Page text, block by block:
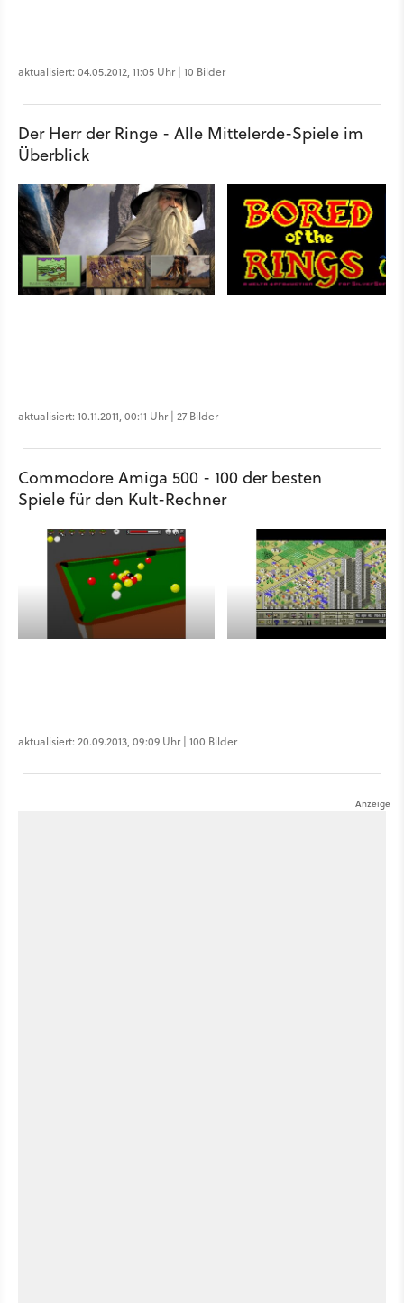
aktualisiert: 04.05.2012, 11:05 Uhr | 10 Bilder
Der Herr der Ringe - Alle Mittelerde-Spiele im
Überblick
aktualisiert: 10.11.2011, 00:11 Uhr | 27 Bilder
Commodore Amiga 500 - 100 der besten
Spiele für den Kult-Rechner
aktualisiert: 20.09.2013, 09:09 Uhr | 100 Bilder